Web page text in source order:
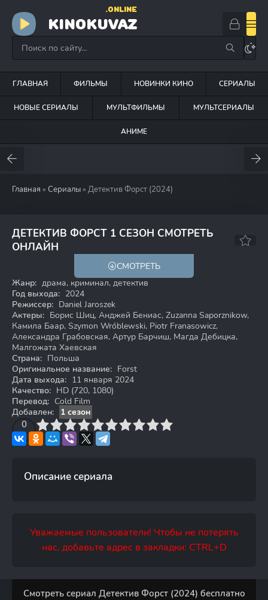
KINOKUVAZ
.ONLINE
ГЛАВНАЯ ФИЛЬМЫ НОВИНКИ КИНО СЕРИАЛЫ
НОВЫЕ СЕРИАЛЫ МУЛЬТФИЛЬМЫ МУЛЬТСЕРИАЛЫ
АНИМЕ
Главная » Сериалы » Детектив Форст (2024)
ДЕТЕКТИВ ФОРСТ 1 СЕЗОН СМОТРЕТЬ
ОНЛАЙН
СМОТРЕТЬ
Жанр: драма, криминал, детектив
Год выхода: 2024
Режиссер: Daniel Jaroszek
Актеры: Борис Шиц, Анджей Бениас, Zuzanna Saporznikow,
Камила Баар, Szymon Wróblewski, Piotr Franasowicz,
Александра Грабовская, Артур Барчиш, Магда Дебицка,
Малгожата Хаевская
Страна: Польша
Оригинальное название: Forst
Дата выхода: 11 января 2024
Качество: HD (720, 1080)
Перевод: Cold Film
Добавлен:
1 сезон
0
4 6 7 8 9 10
Описание сериала
Уважаемые пользователи! Чтобы не потерять
нас, добавьте адрес в закладки: CTRL+D
Смотреть сериал Детектив Форст (2024) бесплатно